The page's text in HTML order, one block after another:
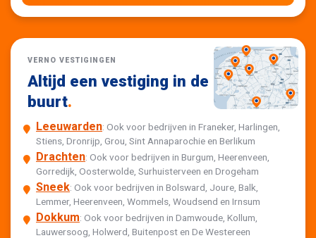
VERNO VESTIGINGEN
Altijd een vestiging in de
buurt.
Leeuwarden: Ook voor bedrijven in Franeker, Harlingen,
Stiens, Dronrijp, Grou, Sint Annaparochie en Berlikum
Drachten: Ook voor bedrijven in Burgum, Heerenveen,
Gorredijk, Oosterwolde, Surhuisterveen en Drogeham
Sneek: Ook voor bedrijven in Bolsward, Joure, Balk,
Lemmer, Heerenveen, Wommels, Woudsend en Irnsum
Dokkum: Ook voor bedrijven in Damwoude, Kollum,
Lauwersoog, Holwerd, Buitenpost en De Westereen